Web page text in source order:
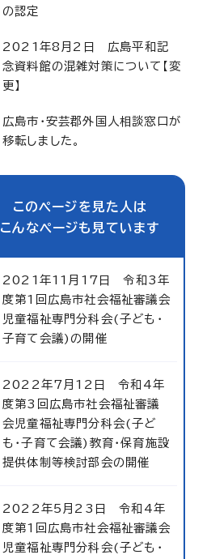
の認定
2021年8月2日 広島平和記
念資料館の混雑対策について【変
更】
広島市・安芸郡外国人相談窓口が
移転しました。
このページを見た人は
こんなページも見ています
2021年11月17日 令和3年
度第1回広島市社会福祉審議会
児童福祉専門分科会(子ども・
子育て会議)の開催
2022年7月12日 令和4年
度第3回広島市社会福祉審議
会児童福祉専門分科会(子ど
も・子育て会議)教育・保育施設
提供体制等検討部会の開催
2022年5月23日 令和4年
度第1回広島市社会福祉審議会
児童福祉専門分科会(子ども・